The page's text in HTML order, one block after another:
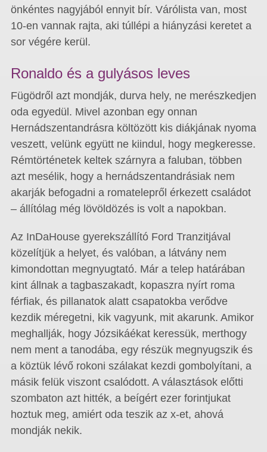
önkéntes nagyjából ennyit bír. Várólista van, most
10-en vannak rajta, aki túllépi a hiányzási keretet a
sor végére kerül.
Ronaldo és a gulyásos leves
Fügödről azt mondják, durva hely, ne merészkedjen
oda egyedül. Mivel azonban egy onnan
Hernádszentandrásra költözött kis diákjának nyoma
veszett, velünk együtt ne kiindul, hogy megkeresse.
Rémtörténetek keltek szárnyra a faluban, többen
azt mesélik, hogy a hernádszentandrásiak nem
akarják befogadni a romatelepről érkezett családot
– állítólag még lövöldözés is volt a napokban.
Az InDaHouse gyerekszállító Ford Tranzitjával
közelítjük a helyet, és valóban, a látvány nem
kimondottan megnyugtató. Már a telep határában
kint állnak a tagbaszakadt, kopaszra nyírt roma
férfiak, és pillanatok alatt csapatokba verődve
kezdik méregetni, kik vagyunk, mit akarunk. Amikor
meghallják, hogy Józsikáékat keressük, merthogy
nem ment a tanodába, egy részük megnyugszik és
a köztük lévő rokoni szálakat kezdi gombolyítani, a
másik felük viszont csalódott. A választások előtti
szombaton azt hitték, a beígért ezer forintjukat
hoztuk meg, amiért oda teszik az x-et, ahová
mondják nekik.